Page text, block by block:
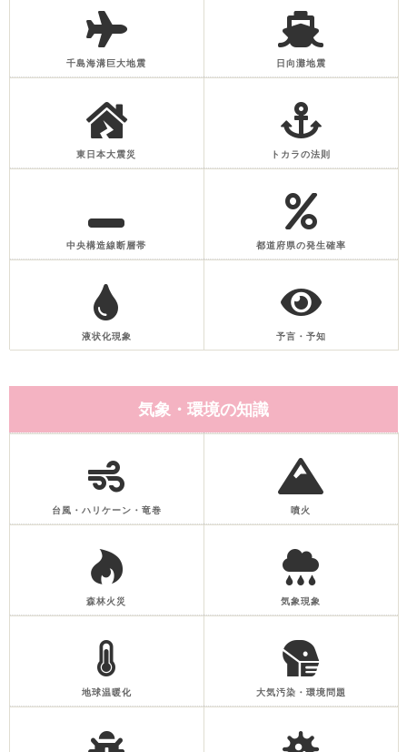
千島海溝巨大地震 日向灘地震
東日本大震災 トカラの法則
中央構造線断層帯 都道府県の発生確率
液状化現象 予言・予知
気象・環境の知識
台風・ハリケーン・竜巻 噴火
森林火災 気象現象
地球温暖化 大気汚染・環境問題